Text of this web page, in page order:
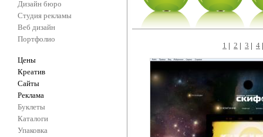
Дизайн бюро
Студия рекламы
Веб дизайн
Портфолио
Цены
Креатив
Сайты
Реклама
Буклеты
Каталоги
Упаковка
1 | 2 | 3 | 4